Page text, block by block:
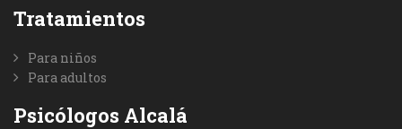
Tratamientos
Para niños
Para adultos
Psicólogos Alcalá